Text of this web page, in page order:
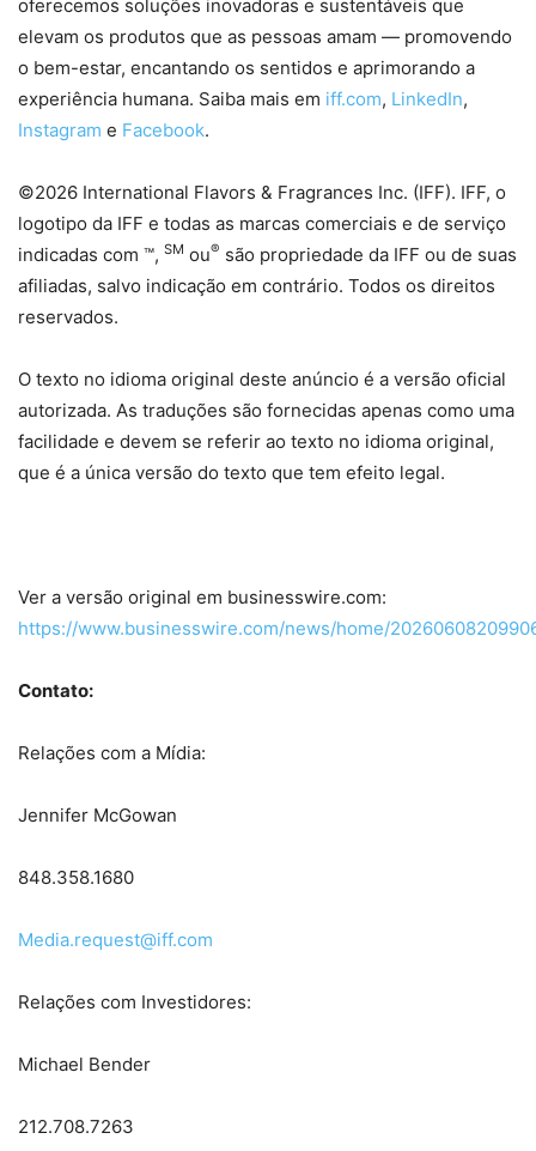
oferecemos soluções inovadoras e sustentáveis ​​que
elevam os produtos que as pessoas amam — promovendo
o bem-estar, encantando os sentidos e aprimorando a
experiência humana. Saiba mais em iff.com, LinkedIn,
Instagram e Facebook.
©2026 International Flavors & Fragrances Inc. (IFF). IFF, o
logotipo da IFF e todas as marcas comerciais e de serviço
indicadas com ™, SM ou® são propriedade da IFF ou de suas
afiliadas, salvo indicação em contrário. Todos os direitos
reservados.
O texto no idioma original deste anúncio é a versão oficial
autorizada. As traduções são fornecidas apenas como uma
facilidade e devem se referir ao texto no idioma original,
que é a única versão do texto que tem efeito legal.
Ver a versão original em businesswire.com:
https://www.businesswire.com/news/home/
Contato:
Relações com a Mídia:
Jennifer McGowan
848.358.1680
Media.request@iff.com
Relações com Investidores:
Michael Bender
212.708.7263